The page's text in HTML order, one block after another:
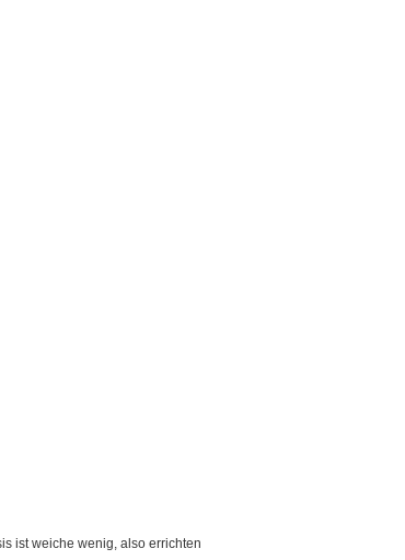
ist weiche wenig, also errichten